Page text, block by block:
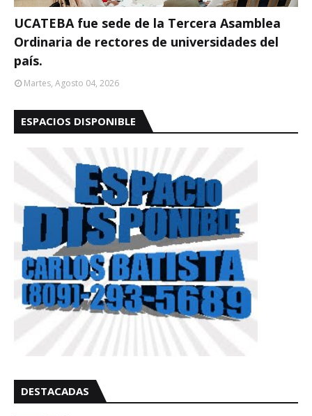
UCATEBA fue sede de la Tercera Asamblea
Ordinaria de rectores de universidades del
país.
Martes, Agosto 04, 2026
ESPACIOS DISPONIBLE
DESTACADAS